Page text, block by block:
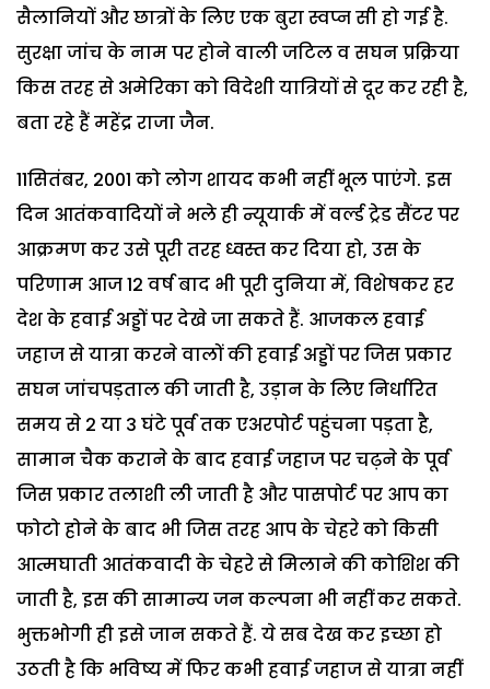
सैलानियों और छात्रों के लिए एक बुरा स्वप्न सी हो गई है.
सुरक्षा जांच के नाम पर होने वाली जटिल व सघन प्रक्रिया
किस तरह से अमेरिका को विदेशी यात्रियों से दूर कर रही है,
बता रहे हैं महेंद्र राजा जैन.
11सितंबर, 2001 को लोग शायद कभी नहीं भूल पाएंगे. इस
दिन आतंकवादियों ने भले ही न्यूयार्क में वर्ल्ड ट्रेड सैंटर पर
आक्रमण कर उसे पूरी तरह ध्वस्त कर दिया हो, उस के
परिणाम आज 12 वर्ष बाद भी पूरी दुनिया में, विशेषकर हर
देश के हवाई अड्डों पर देखे जा सकते हैं. आजकल हवाई
जहाज से यात्रा करने वालों की हवाई अड्डों पर जिस प्रकार
सघन जांचपड़ताल की जाती है, उड़ान के लिए निर्धारित
समय से 2 या 3 घंटे पूर्व तक एअरपोर्ट पहुंचना पड़ता है,
सामान चैक कराने के बाद हवाई जहाज पर चढ़ने के पूर्व
जिस प्रकार तलाशी ली जाती है और पासपोर्ट पर आप का
फोटो होने के बाद भी जिस तरह आप के चेहरे को किसी
आत्मघाती आतंकवादी के चेहरे से मिलाने की कोशिश की
जाती है, इस की सामान्य जन कल्पना भी नहीं कर सकते.
भुक्तभोगी ही इसे जान सकते हैं. ये सब देख कर इच्छा हो
उठती है कि भविष्य में फिर कभी हवाई जहाज से यात्रा नहीं